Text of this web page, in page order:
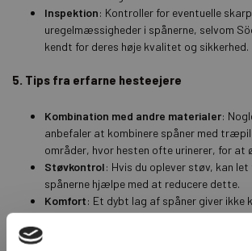
Inspektion: Kontroller for eventuelle
uregelmæssigheder i spånerne, selvom
kendt for deres høje kvalitet og sikkerhed.
5. Tips fra erfarne hesteejere
Kombination med andre materialer:
anbefaler at kombinere spåner med
områder, hvor hesten ofte urinerer, for at
Støvkontrol: Hvis du oplever støv, kan
spånerne hjælpe med at reducere dette.
Komfort: Et dybt lag af spåner giver ikke
men også øget komfort for hesten,